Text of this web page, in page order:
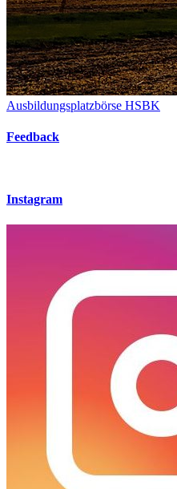
Ausbildungsplatzbörse HSBK
Feedback
Instagram